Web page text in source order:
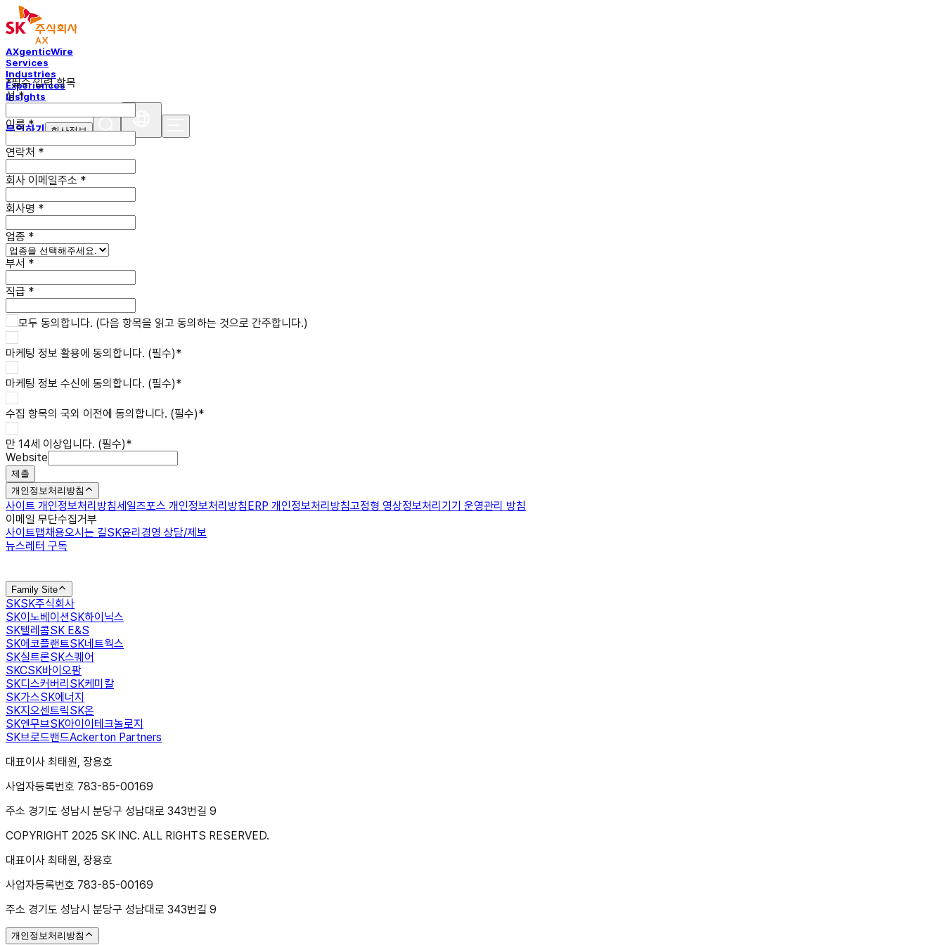
AXgenticWire
Services
Industries
Experiences
Insights
문의하기 회사정보
*필수 입력 항목
성*
이름*
연락처 *
회사 이메일주소 *
회사명 *
업종 *
부서 *
직급 *
모두 동의합니다. (다음 항목을 읽고 동의하는 것으로 간주합니다.)
마케팅 정보 활용에 동의합니다. (필수)*
마케팅 정보 수신에 동의합니다. (필수)*
수집 항목의 국외 이전에 동의합니다. (필수)*
만 14세 이상입니다. (필수)*
Website
제출
개인정보처리방침
사이트 개인정보처리방침세일즈포스 개인정보처리방침 ERP 개인정보처리방침고정형 영상정보처리기기 운영관리 방침
이메일 무단수집거부
사이트맵채용오시는 길SK윤리경영 상담/제보
뉴스레터 구독
Family Site
SKSK주식회사
SK이노베이션SK하이닉스
SK텔레콤SK E&S
SK에코플랜트SK네트웍스
SK실트론SK스퀘어
SKCSK바이오팜
SK디스커버리 SK케미칼
SK가스SK에너지
SK지오센트릭SK온
SK엔무브SK아이이테크놀로지
SK브로드밴드Ackerton Partners
대표이사 최태원, 장용호
사업자등록번호 783-85-00169
주소 경기도 성남시 분당구 성남대로 343번길 9
COPYRIGHT 2025 SK INC. ALL RIGHTS RESERVED.
대표이사 최태원, 장용호
사업자등록번호 783-85-00169
주소 경기도 성남시 분당구 성남대로 343번길 9
개인정보처리방침